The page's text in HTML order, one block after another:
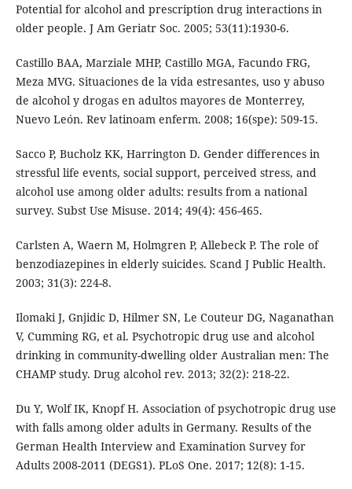
Potential for alcohol and prescription drug interactions in
older people. J Am Geriatr Soc. 2005; 53(11):1930-6.
Castillo BAA, Marziale MHP, Castillo MGA, Facundo FRG,
Meza MVG. Situaciones de la vida estresantes, uso y abuso
de alcohol y drogas en adultos mayores de Monterrey,
Nuevo León. Rev latinoam enferm. 2008; 16(spe): 509-15.
Sacco P, Bucholz KK, Harrington D. Gender differences in
stressful life events, social support, perceived stress, and
alcohol use among older adults: results from a national
survey. Subst Use Misuse. 2014; 49(4): 456-465.
Carlsten A, Waern M, Holmgren P, Allebeck P. The role of
benzodiazepines in elderly suicides. Scand J Public Health.
2003; 31(3): 224-8.
Ilomaki J, Gnjidic D, Hilmer SN, Le Couteur DG, Naganathan
V, Cumming RG, et al. Psychotropic drug use and alcohol
drinking in community-dwelling older Australian men: The
CHAMP study. Drug alcohol rev. 2013; 32(2): 218-22.
Du Y, Wolf IK, Knopf H. Association of psychotropic drug use
with falls among older adults in Germany. Results of the
German Health Interview and Examination Survey for
Adults 2008-2011 (DEGS1). PLoS One. 2017; 12(8): 1-15.